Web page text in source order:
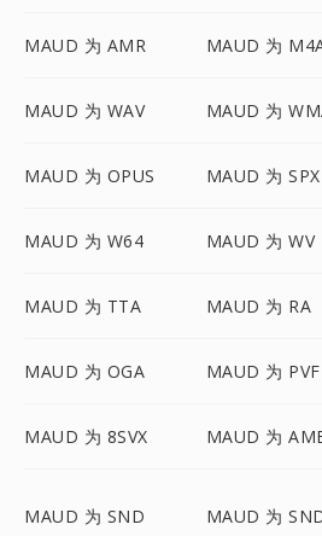
MAUD 为 AMR MAUD 为
MAUD 为 WAV MAUD 为
MAUD 为 OPUS MAUD 为 SPX
MAUD 为 W64 MAUD 为 WV
MAUD 为 TTA MAUD 为 RA
MAUD 为 OGA MAUD 为 PVF
MAUD 为 8SVX MAUD 为
MAUD 为 SND MAUD 为